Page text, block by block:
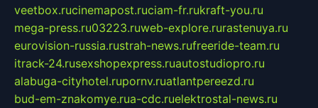
veetbox.rucinemapost.ruciam-fr.rukraft-you.ru
mega-press.ru03223.ruweb-explore.rurastenuya.ru
eurovision-russia.rustrah-news.rufreeride-team.ru
itrack-24.rusexshopexpress.ruautostudiopro.ru
alabuga-cityhotel.rupornv.ruatlantpereezd.ru
bud-em-znakomye.rua-cdc.ruelektrostal-news.ru